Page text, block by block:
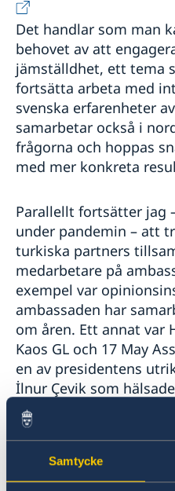
Samtycke
Det handlar som man
behovet av att
jämställdhet, ett tema
fortsätta arbeta med
svenska erfarenheter
samarbetar också i
frågorna och hoppas
med mer konkreta
Parallellt fortsätter jag
under pandemin – att
turkiska partners
medarbetare på
exempel var
ambassaden har
om åren. Ett annat var
Kaos GL och 17 May
en av presidentens
İlnur Çevik som
några veckor sen.
Något av det viktigaste
varit det s.k. JETCO-